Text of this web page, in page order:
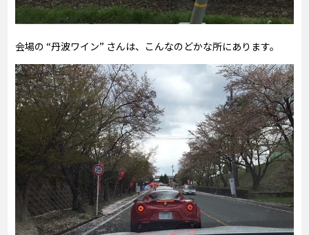
会場の “丹波ワイン” さんは、こんなのどかな所にあります。